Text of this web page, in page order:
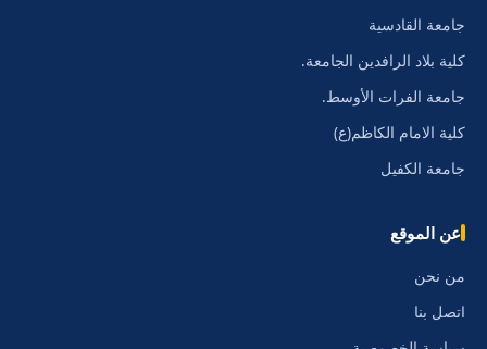
جامعة القادسية
كلية بلاد الرافدين الجامعة.
جامعة الفرات الأوسط.
كلية الامام الكاظم(ع)
جامعة الكفيل
عن الموقع
من نحن
اتصل بنا